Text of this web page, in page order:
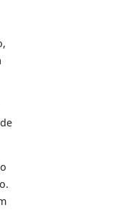
de Correição
um
proprietário,
comprador da